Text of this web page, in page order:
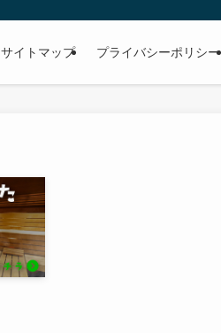
サイトマップ プライバシーポリシー